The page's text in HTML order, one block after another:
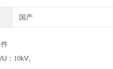
国产
/U ：10kV。